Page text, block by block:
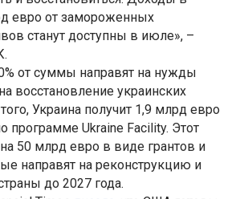
евро от замороженных
станут доступны в июле», –
от суммы направят на нужды
восстановление украинских
Украина получит 1,9 млрд евро
программе Ukraine Facility. Этот
50 млрд евро в виде грантов и
направят на реконструкцию и
до 2027 года.